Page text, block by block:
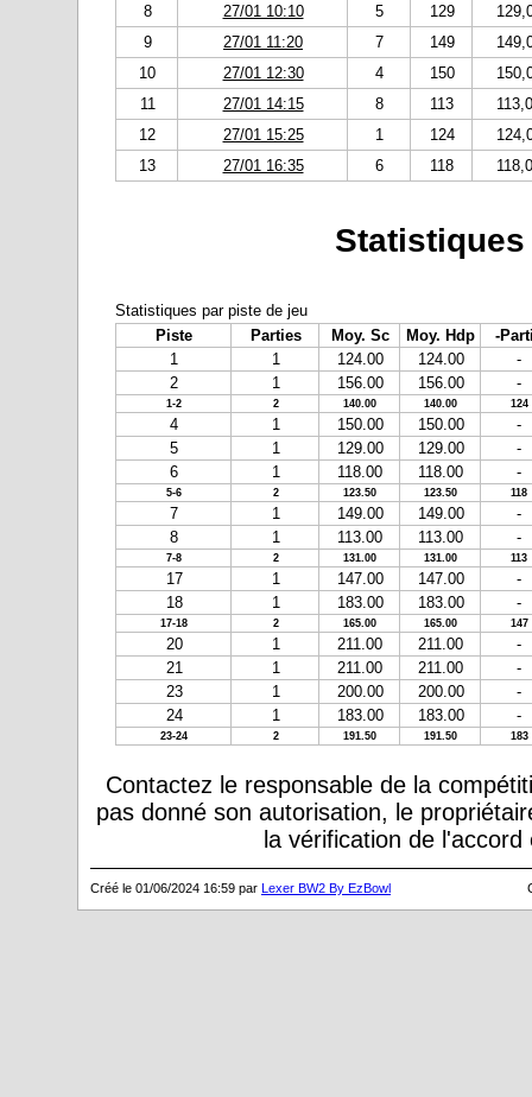
8
27/01 10:10 5 129
9
27/01 11:20 7 149
10
27/01 12:30 4 150
11
27/01 14:15 8 113
12
27/01 15:25 1 124
13
27/01 16:35 6 118
Statistiques par piste de jeu
Piste
Parties Moy. Sc Moy. Hdp
-
1
1 124.00 124.00
-
2
1 156.00 156.00 -
1-2 2 140.00 140.00 124
4 1 150.00 150.00
-
5
1 129.00 129.00
-
6
1 118.00 118.00 -
5-6 2 123.50 123.50 118
7 1 149.00 149.00
-
8
1 113.00 113.00 -
7-8 2 131.00 131.00 113
17 1 147.00 147.00
-
18
1 183.00 183.00 -
17-18 2 165.00 165.00 147
20 1 211.00 211.00
-
21
1 211.00 211.00
-
23
1 200.00 200.00
-
24
1 183.00 183.00 -
23-24 2 191.50 191.50 183
Contactez le responsable de la
pas donné son autorisation, le
la vérification de
Créé le 01/06/2024 16:59 par Lexer BW2 By EzBowl